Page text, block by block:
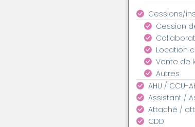
Cessions/
Cession
Location
Vente de
Autres
AHU / CCU-
Assistant /
Attaché /
CDD